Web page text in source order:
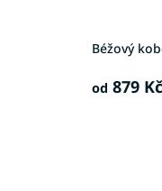
Béžový
od 879 Kč